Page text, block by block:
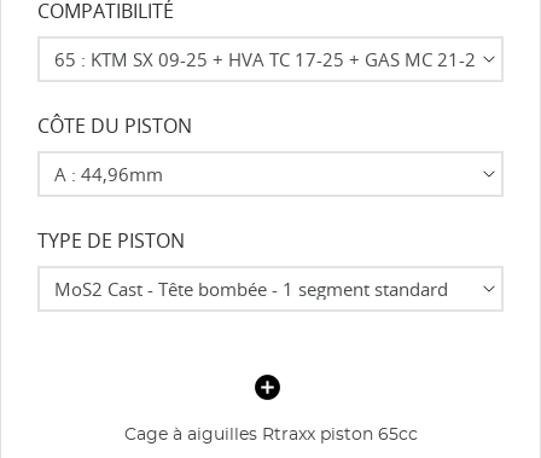
COMPATIBILITÉ
CÔTE DU PISTON
TYPE DE PISTON
Cage à aiguilles Rtraxx piston 65cc